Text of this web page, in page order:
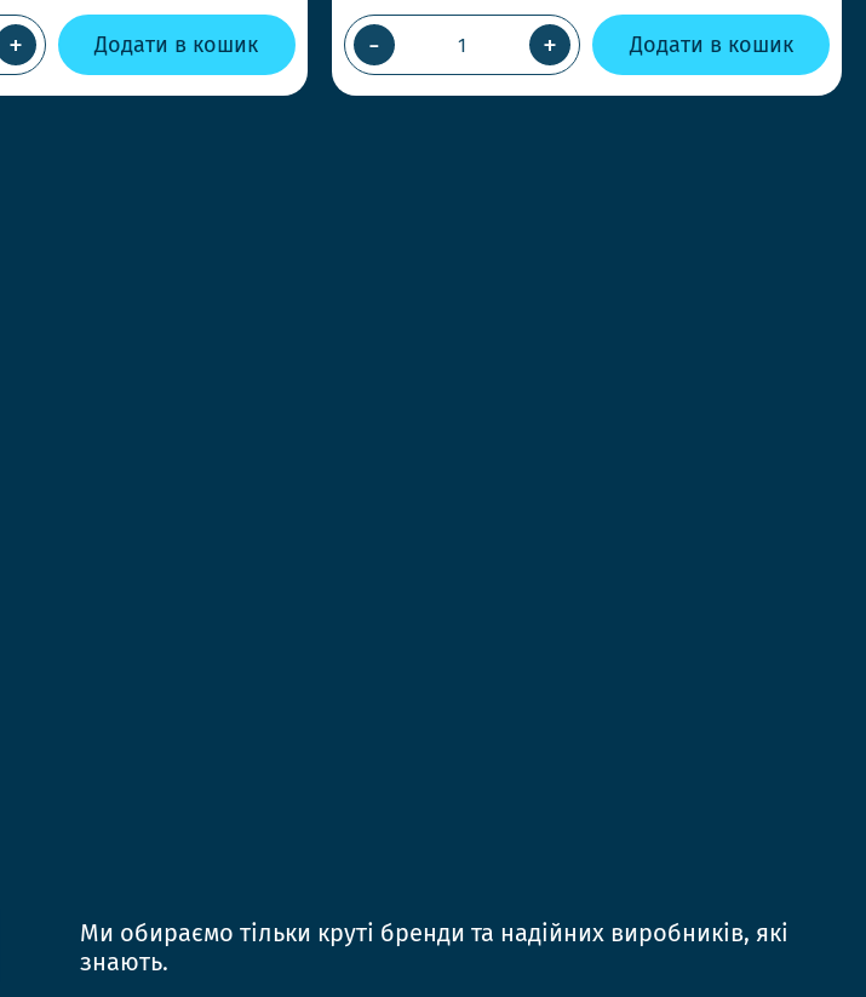
+ Додати в кошик - + Додати в кошик
Ми обираємо тільки круті бренди та надійних виробників, які
знають.